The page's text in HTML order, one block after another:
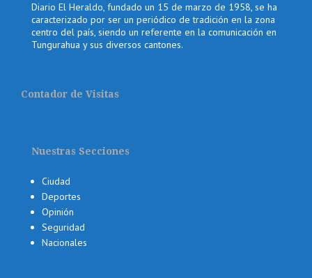
Diario El Heraldo, fundado un 15 de marzo de 1958, se ha
caracterizado por ser un periódico de tradición en la zona
centro del país, siendo un referente en la comunicación en
Tungurahua y sus diversos cantones.
Contador de Visitas
Nuestras Secciones
Ciudad
Deportes
Opinión
Seguridad
Nacionales